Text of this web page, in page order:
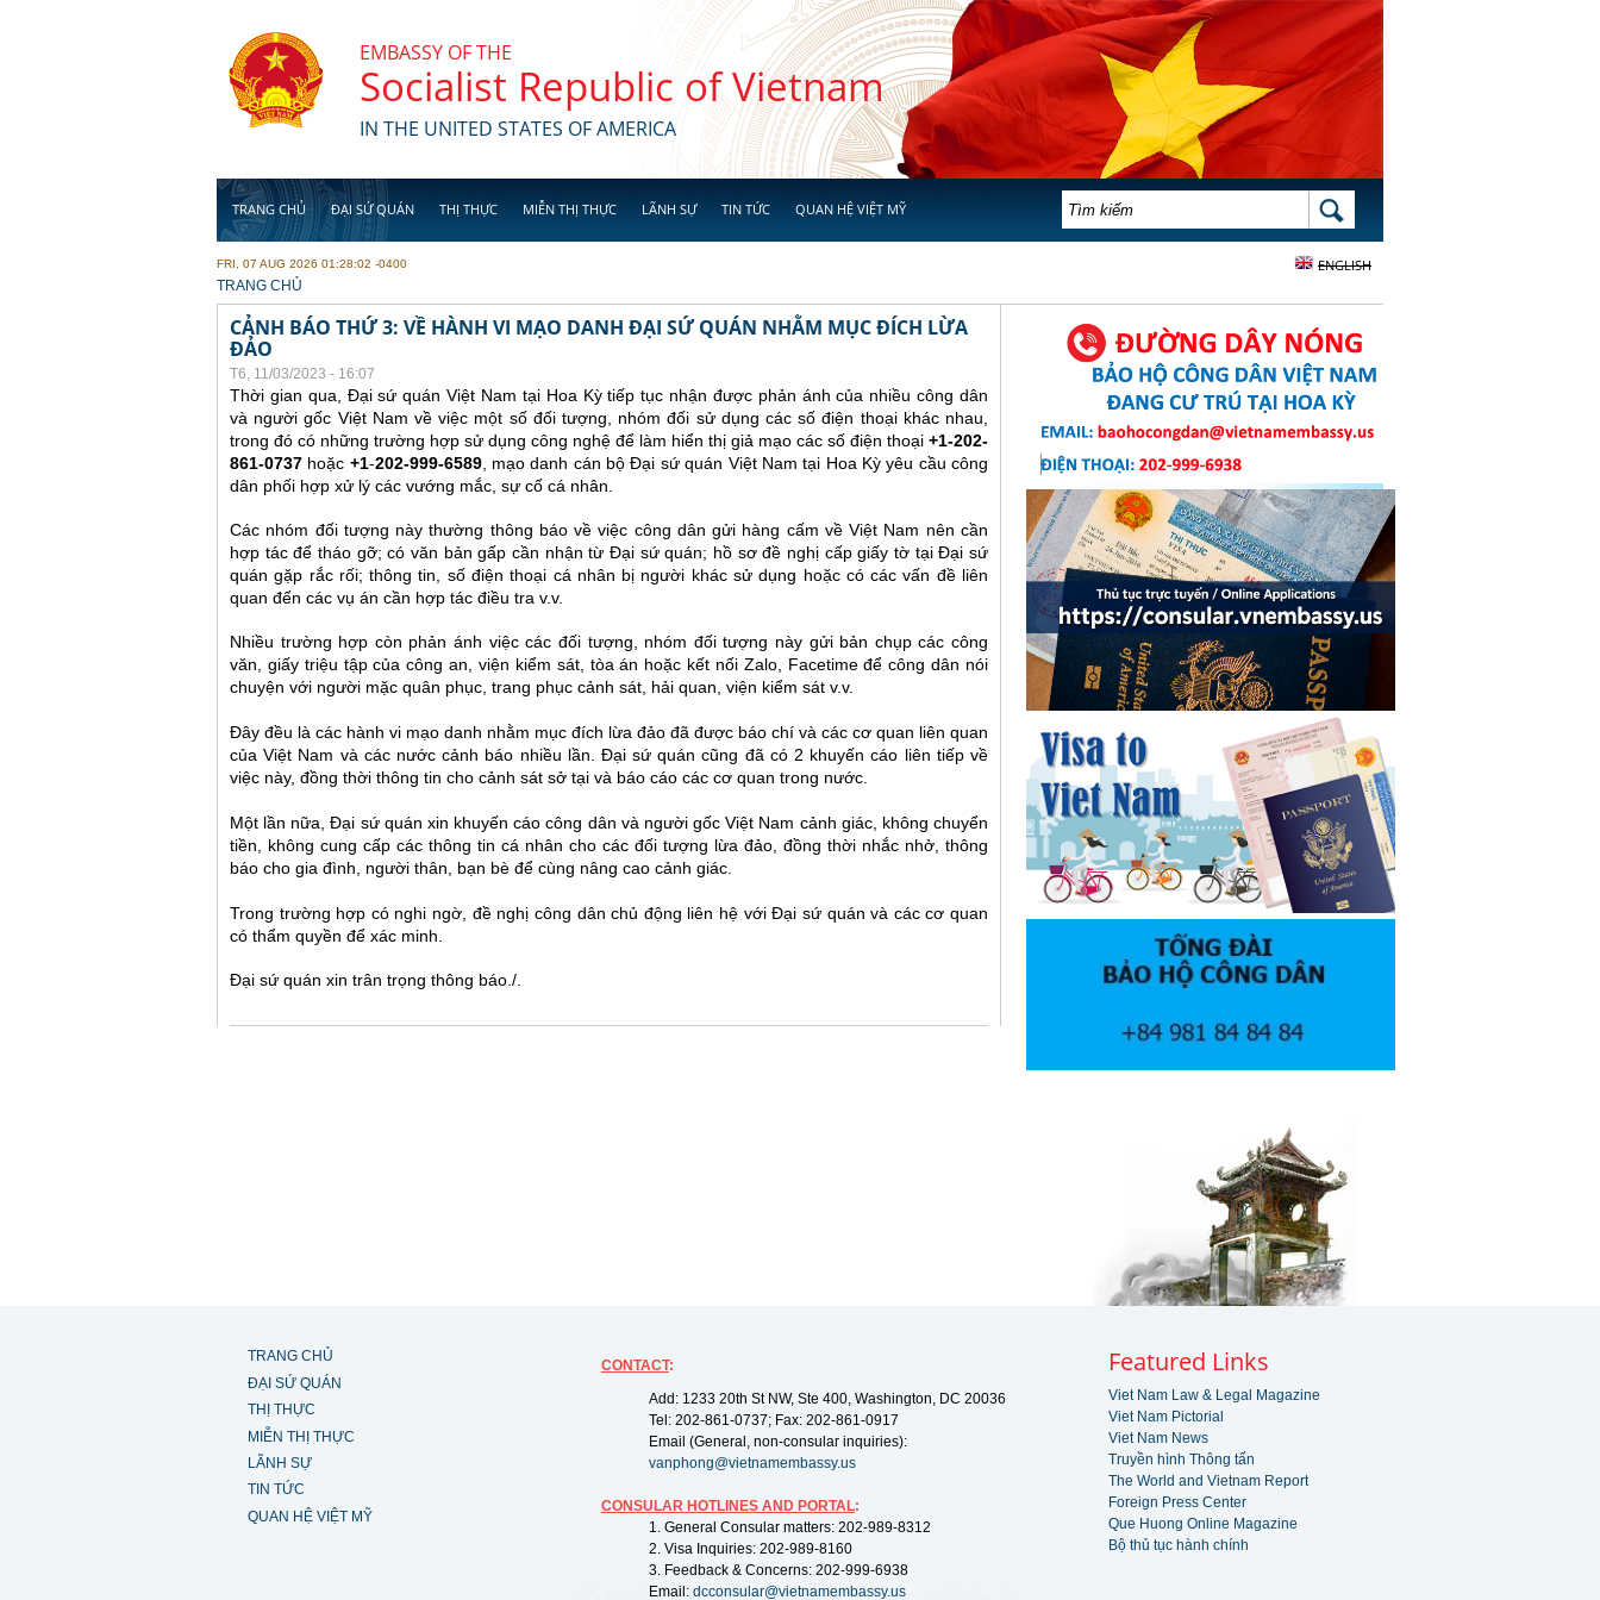
EMBASSY OF THE
Socialist Republic of Vietnam
IN THE UNITED STATES OF AMERICA
TRANG CHỦ ĐẠI SỨ QUÁN THỊ THỰC MIỄN THỊ THỰC LÃNH SỰ TIN TỨC QUAN HỆ VIỆT MỸ BIỂU MẪU TÌM KIẾM TÌM KIẾM
ENGLISH
FRI, 07 AUG 2026 01:28:02 -0400
YOU ARE HERE
TRANG CHỦ
CẢNH BÁO THỨ 3: VỀ HÀNH VI MẠO DANH ĐẠI SỨ QUÁN NHẰM MỤC ĐÍCH LỪA
ĐẢO
T6, 11/03/2023 - 16:07
Thời gian qua, Đại sứ quán Việt Nam tại Hoa Kỳ tiếp tục nhận được phản ánh của nhiều công dân
và người gốc Việt Nam về việc một số đối tượng, nhóm đối sử dụng các số điện thoại khác nhau,
trong đó có những trường hợp sử dụng công nghệ để làm hiển thị giả mạo các số điện thoại +1-202-
861-0737 hoặc +1-202-999-6589, mạo danh cán bộ Đại sứ quán Việt Nam tại Hoa Kỳ yêu cầu công
dân phối hợp xử lý các vướng mắc, sự cố cá nhân.
Các nhóm đối tượng này thường thông báo về việc công dân gửi hàng cấm về Việt Nam nên cần
hợp tác để tháo gỡ; có văn bản gấp cần nhận từ Đại sứ quán; hồ sơ đề nghị cấp giấy tờ tại Đại sứ
quán gặp rắc rối; thông tin, số điện thoại cá nhân bị người khác sử dụng hoặc có các vấn đề liên
quan đến các vụ án cần hợp tác điều tra v.v.
Nhiều trường hợp còn phản ánh việc các đối tượng, nhóm đối tượng này gửi bản chụp các công
văn, giấy triệu tập của công an, viện kiểm sát, tòa án hoặc kết nối Zalo, Facetime để công dân nói
chuyện với người mặc quân phục, trang phục cảnh sát, hải quan, viện kiểm sát v.v.
Đây đều là các hành vi mạo danh nhằm mục đích lừa đảo đã được báo chí và các cơ quan liên quan
của Việt Nam và các nước cảnh báo nhiều lần. Đại sứ quán cũng đã có 2 khuyến cáo liên tiếp về
việc này, đồng thời thông tin cho cảnh sát sở tại và báo cáo các cơ quan trong nước.
Một lần nữa,Đại sứ quán xin khuyến cáo công dân và người gốc Việt Nam cảnh giác, không chuyển
tiền, không cung cấp các thông tin cá nhân cho các đối tượng lừa đảo, đồng thời nhắc nhở, thông
báo cho gia đình, người thân, bạn bè để cùng nâng cao cảnh giác
Trong trường hợp có nghi ngờ, đề nghị công dân chủ động liên hệ với Đại sứ quán và các cơ quan
có thẩm quyền để xác minh.
Đại sứ quán xin trân trọng thông báo./.
TRANG CHỦ
ĐẠI SỨ QUÁN
THỊ THỰC
MIỄN THỊ THỰC
LÃNH SỰ
TIN TỨC
QUAN HỆ VIỆT MỸ
CONTACT:
Add: 1233 20th St NW, Ste 400, Washington, DC 20036
Tel: 202-861-0737; Fax: 202-861-0917
Email (General, non-consular inquiries):
vanphong@vietnamembassy.us
CONSULAR HOTLINES AND PORTAL:
1. General Consular matters: 202-989-8312
2. Visa Inquiries: 202-989-8160
3. Feedback & Concerns: 202-999-6938
Email: dcconsular@vietnamembassy.us
Featured Links
Viet Nam Law & Legal Magazine
Viet Nam Pictorial
Viet Nam News
Truyền hình Thông tấn
The World and Vietnam Report
Foreign Press Center
Que Huong Online Magazine
Bộ thủ tục hành chính